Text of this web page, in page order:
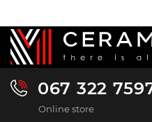
067 322
Online store